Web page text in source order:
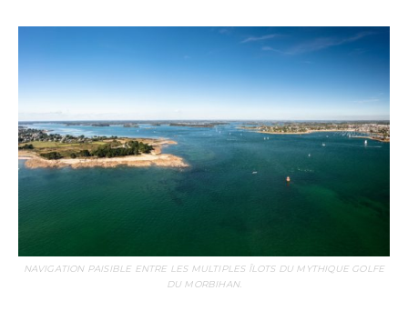
NAVIGATION PAISIBLE ENTRE LES MULTIPLES ÎLOTS DU MYTHIQUE GOLFE
DU MORBIHAN.